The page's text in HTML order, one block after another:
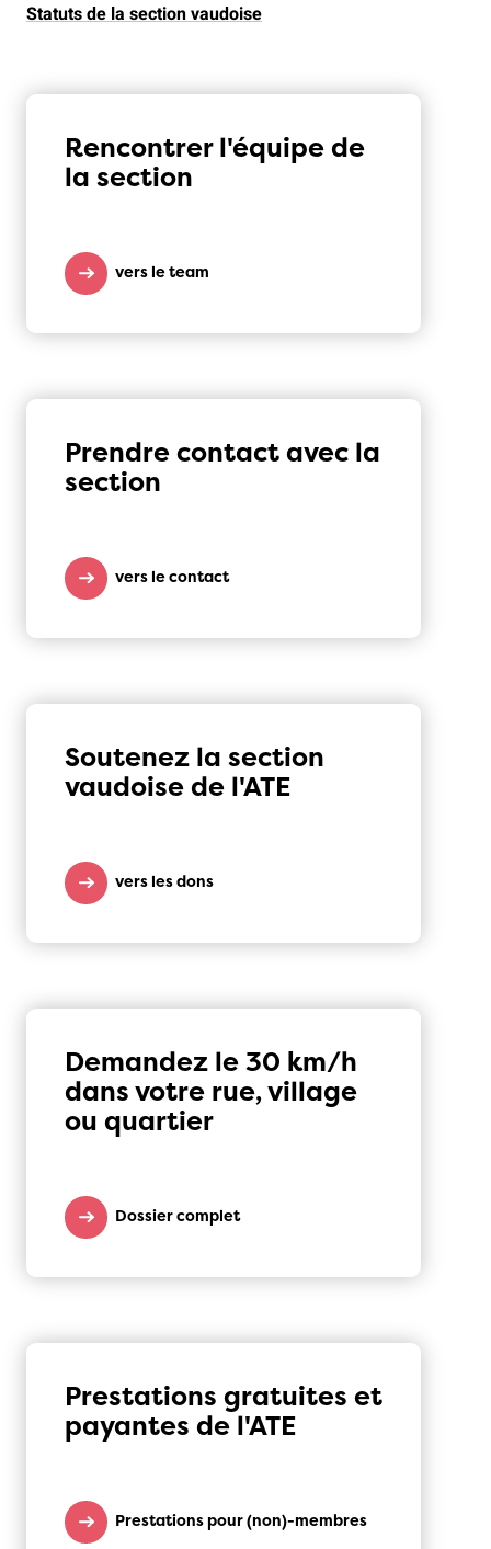
Statuts de la section vaudoise
Rencontrer l'équipe de
la section
vers le team
Prendre contact avec la
section
vers le contact
Soutenez la section
vaudoise de l'ATE
vers les dons
Demandez le 30 km/h
dans votre rue, village
ou quartier
Dossier complet
Prestations gratuites et
payantes de l'ATE
Prestations pour (non)-membres